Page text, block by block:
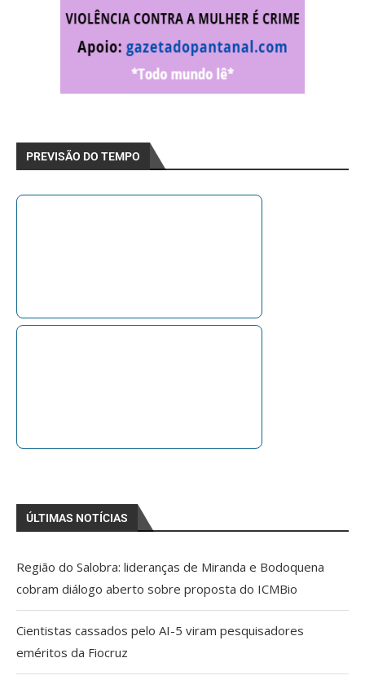
PREVISÃO DO TEMPO
ÚLTIMAS NOTÍCIAS
Região do Salobra: lideranças de Miranda e Bodoquena
cobram diálogo aberto sobre proposta do ICMBio
Cientistas cassados pelo AI-5 viram pesquisadores
eméritos da Fiocruz